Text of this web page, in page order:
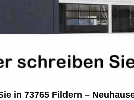
in 73765 Fildern –